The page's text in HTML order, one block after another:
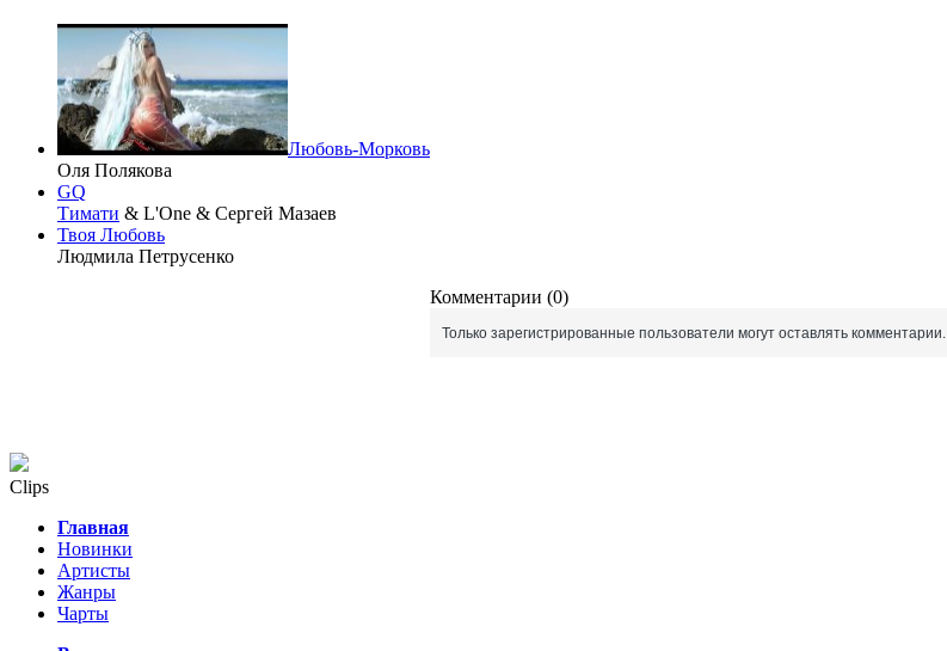
Любовь-Морковь
Оля Полякова
GQ
Тимати & L'One & Сергей Мазаев
Твоя Любовь
Людмила Петрусенко
Комментарии (0)
Только зарегистрированные пользователи могут оставлять комментарии.
Clips
Главная
Новинки
Артисты
Жанры
Чарты